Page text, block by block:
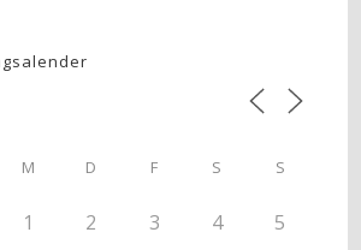
M D F S S
1 2 3 4 5